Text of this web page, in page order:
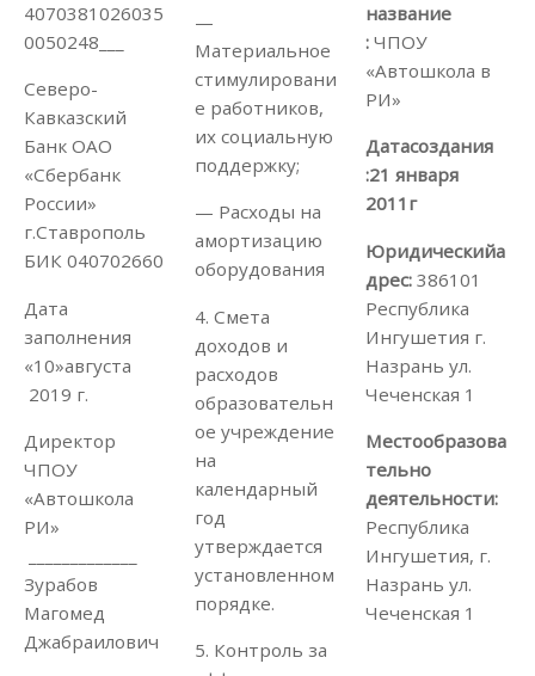
—
Материальное
стимулировани
е работников,
их социальную
поддержку;
— Расходы на
амортизацию
оборудования
4. Смета
доходов и
расходов
образовательн
ое учреждение
на
календарный
год
утверждается
установленном
порядке.
5. Контроль за
4070381026035
0050248___
Северо-
Кавказский
Банк ОАО
«Сбербанк
России»
г.Ставрополь
БИК 040702660
Дата
заполнения
«10»августа
2019 г.
Директор
ЧПОУ
«Автошкола
РИ»
Зурабов
Магомед
Джабраилович
название
: ЧПОУ
«Автошкола в
РИ»
Датасоздания
:21 января
2011г
Юридическийа
дрес: 386101
Республика
Ингушетия г.
Назрань ул.
Чеченская 1
Местообразова
тельно
деятельности:
Республика
Ингушетия, г.
Назрань ул.
Чеченская 1